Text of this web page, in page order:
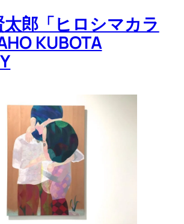
郎「ヒロシマカラ
KUBOTA